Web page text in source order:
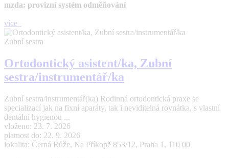
mzda: provizní systém odměňování
více
Zubní sestra
Ortodontický asistent/ka, Zubní
sestra/instrumentář/ka
Zubní sestra/instrumentář(ka) Rodinná ortodontická praxe se
specializací jak na fixní aparáty, tak i neviditelná rovnátka, s vlastní
dentální hygienou ...
vloženo: 23. 7. 2026
platnost do: 22. 9. 2026
lokalita: Černá Růže, Na Příkopě 853/12, Praha 1, 110 00